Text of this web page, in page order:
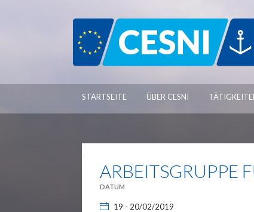
STARTSEITE ÜBER CESNI
ARBEITSGRUPPE
DATUM
19 - 20/02/2019